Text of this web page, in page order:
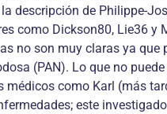
descripción de Philippe-
como Dickson80, Lie36 y
no son muy claras ya
(PAN). Lo que no
como Karl (más
este